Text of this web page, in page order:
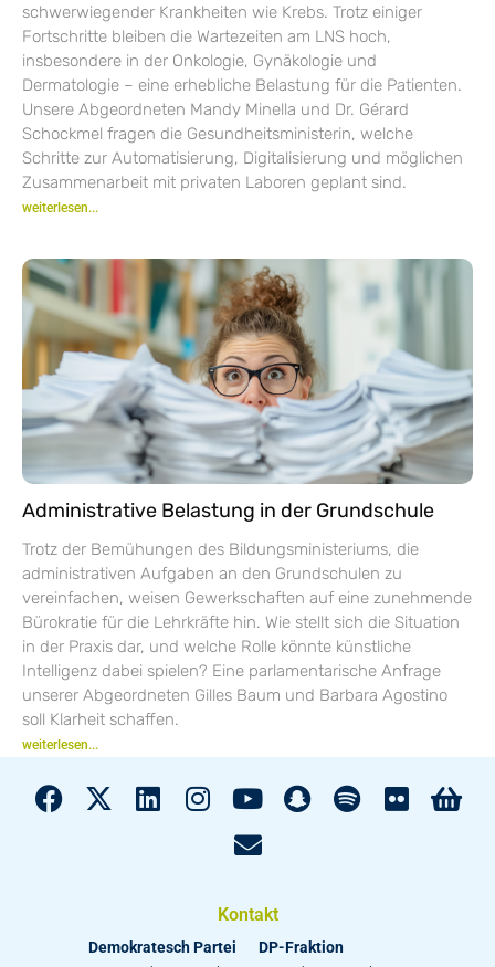
schwerwiegender Krankheiten wie Krebs. Trotz einiger
Fortschritte bleiben die Wartezeiten am LNS hoch,
insbesondere in der Onkologie, Gynäkologie und
Dermatologie – eine erhebliche Belastung für die Patienten.
Unsere Abgeordneten Mandy Minella und Dr. Gérard
Schockmel fragen die Gesundheitsministerin, welche
Schritte zur Automatisierung, Digitalisierung und möglichen
Zusammenarbeit mit privaten Laboren geplant sind.
weiterlesen...
Administrative Belastung in der Grundschule
Trotz der Bemühungen des Bildungsministeriums, die
administrativen Aufgaben an den Grundschulen zu
vereinfachen, weisen Gewerkschaften auf eine zunehmende
Bürokratie für die Lehrkräfte hin. Wie stellt sich die Situation
in der Praxis dar, und welche Rolle könnte künstliche
Intelligenz dabei spielen? Eine parlamentarische Anfrage
unserer Abgeordneten Gilles Baum und Barbara Agostino
soll Klarheit schaffen.
weiterlesen...
Kontakt
Demokratesch Partei
DP-Fraktion